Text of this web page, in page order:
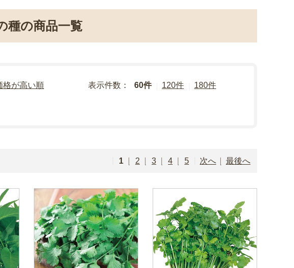
種の商品一覧
格が高い順 表示件数： 60件 120件 180件
1 2 3 4 5 次へ 最後へ